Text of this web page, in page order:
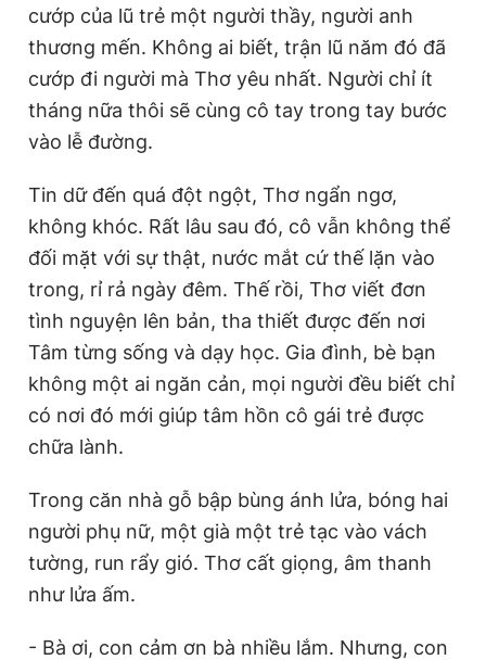
cướp của lũ trẻ một người thầy, người anh
thương mến. Không ai biết, trận lũ năm đó đã
cướp đi người mà Thơ yêu nhất. Người chỉ ít
tháng nữa thôi sẽ cùng cô tay trong tay bước
vào lễ đường.
Tin dữ đến quá đột ngột, Thơ ngẩn ngơ,
không khóc. Rất lâu sau đó, cô vẫn không thể
đối mặt với sự thật, nước mắt cứ thế lặn vào
trong, rỉ rả ngày đêm. Thế rồi, Thơ viết đơn
tình nguyện lên bản, tha thiết được đến nơi
Tâm từng sống và dạy học. Gia đình, bè bạn
không một ai ngăn cản, mọi người đều biết chỉ
có nơi đó mới giúp tâm hồn cô gái trẻ được
chữa lành.
Trong căn nhà gỗ bập bùng ánh lửa, bóng hai
người phụ nữ, một già một trẻ tạc vào vách
tường, run rẩy gió. Thơ cất giọng, âm thanh
như lửa ấm.
- Bà ơi, con cảm ơn bà nhiều lắm. Nhưng, con